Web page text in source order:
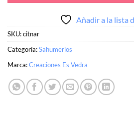
Añadir a la lista
SKU:citnar
Categoría:Sahumerios
Marca:Creaciones Es Vedra